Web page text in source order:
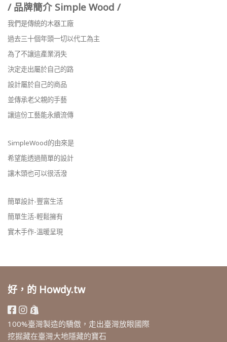
/ 品牌簡介 Simple Wood /
我們是傳統的木器工廠
過去三十個年頭一切以代工為主
為了不讓這產業消失
決定走出屬於自己的路
設計屬於自己的商品
並傳承老父親的手藝
讓這份工藝能永續流傳
SimpleWood的由來是
希望能透過簡單的設計
讓木頭也可以很活潑
簡單設計-豐富生活
簡單生活-輕鬆擁有
實木手作-溫暖呈現
好，的 Howdy.tw
100%臺灣製造的驕傲，走出臺灣放眼國際
挖掘藏在臺灣大地隱藏的寶石